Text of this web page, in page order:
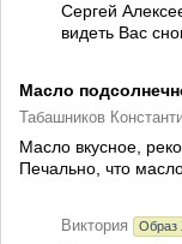
Сергей
видеть Вас
Масло
Табашников
Масло вкусное,
Печально, что
Виктория Образ